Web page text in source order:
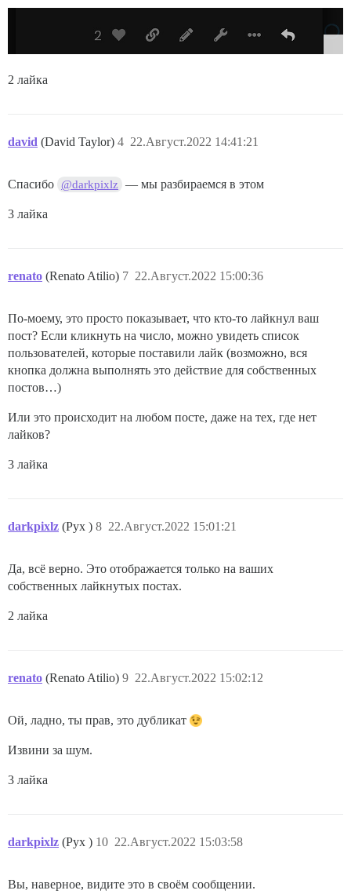
2 лайка
david (David Taylor) 22.Август.2022 14:41:21
4
Спасибо @darkpixlz — мы разбираемся в этом
3 лайка
renato (Renato Atilio) 22.Август.2022 15:00:36
7
По-моему, это просто показывает, что кто-то лайкнул ваш
пост? Если кликнуть на число, можно увидеть список
пользователей, которые поставили лайк (возможно, вся
кнопка должна выполнять это действие для собственных
постов…)
Или это происходит на любом посте, даже на тех, где нет
лайков?
3 лайка
darkpixlz (Pyx ) 22.Август.2022 15:01:21
8
Да, всё верно. Это отображается только на ваших
собственных лайкнутых постах.
2 лайка
renato (Renato Atilio) 22.Август.2022 15:02:12
9
Ой, ладно, ты прав, это дубликат
Извини за шум.
3 лайка
darkpixlz (Pyx ) 22.Август.2022 15:03:58
10
Вы, наверное, видите это в своём сообщении.